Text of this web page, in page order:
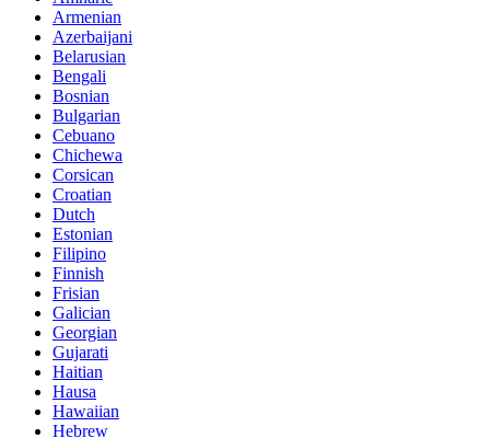
Armenian
Azerbaijani
Belarusian
Bengali
Bosnian
Bulgarian
Cebuano
Chichewa
Corsican
Croatian
Dutch
Estonian
Filipino
Finnish
Frisian
Galician
Georgian
Gujarati
Haitian
Hausa
Hawaiian
Hebrew